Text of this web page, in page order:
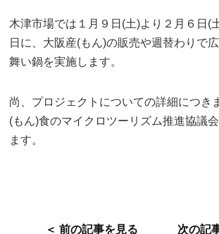
木津市場では１月９日(土)より２月６日(
日に、大阪産(もん)の販売や週替わりで
舞い鍋を実施します。
尚、プロジェクトについての詳細につき
(もん)食のマイクロツーリズム推進協議
ます。
＜ 前の記事を見る 次の記